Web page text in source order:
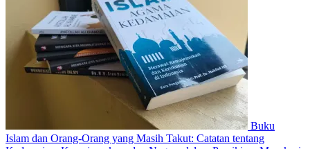
Buku
Islam dan Orang-Orang yang Masih Takut: Catatan tentang